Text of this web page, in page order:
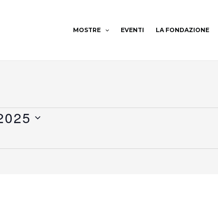
MOSTRE EVENTI LA FONDAZIONE